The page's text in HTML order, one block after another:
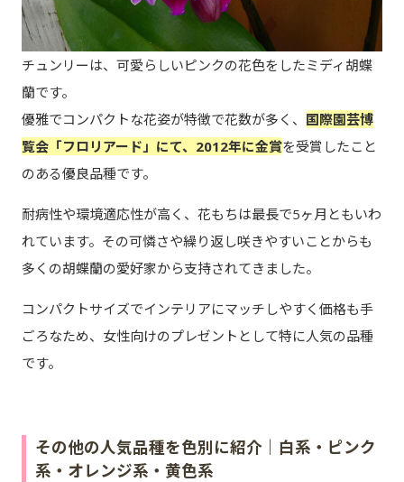
チュンリーは、可愛らしいピンクの花色をしたミディ胡蝶
蘭です。
優雅でコンパクトな花姿が特徴で花数が多く、 国際園芸博
覧会「フロリアード」にて、2012年に金賞を受賞したこと
のある優良品種です。
耐病性や環境適応性が高く、花もちは最長で5ヶ月ともいわ
れています。その可憐さや繰り返し咲きやすいことからも
多くの胡蝶蘭の愛好家から支持されてきました。
コンパクトサイズでインテリアにマッチしやすく価格も手
ごろなため、女性向けのプレゼントとして特に人気の品種
です。
その他の人気品種を色別に紹介｜白系・ピンク
系・オレンジ系・黄色系